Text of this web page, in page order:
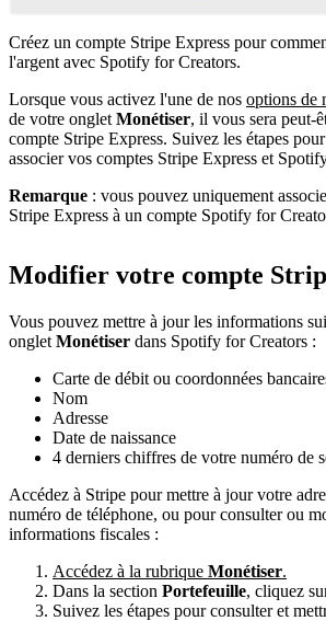
Créez un compte Stripe Express pour
l'argent avec Spotify for Creators.
Lorsque vous activez l'une de nos options de
de votre onglet Monétiser, il vous sera peut-
compte Stripe Express. Suivez les étapes
associer vos comptes Stripe Express et
Remarque : vous pouvez uniquement
Stripe Express à un compte Spotify for
Modifier votre compte
Vous pouvez mettre à jour les informations
onglet Monétiser dans Spotify for Creators :
Carte de débit ou coordonnées
Nom
Adresse
Date de naissance
4 derniers chiffres de votre numéro de
Accédez à Stripe pour mettre à jour votre
numéro de téléphone, ou pour consulter ou
informations fiscales :
Accédez à la rubrique Monétiser.
Dans la section Portefeuille, cliquez
Suivez les étapes pour consulter et